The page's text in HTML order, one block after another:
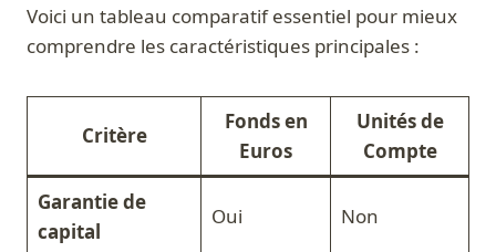
Voici un tableau comparatif essentiel pour mieux
comprendre les caractéristiques principales :
Critère
Fonds en
Euros
Unités de
Compte
Garantie de
capital
Oui Non